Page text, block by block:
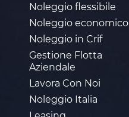
Noleggio flessibile
Noleggio economico
Noleggio in Crif
Gestione Flotta
Aziendale
Lavora Con Noi
Noleggio Italia